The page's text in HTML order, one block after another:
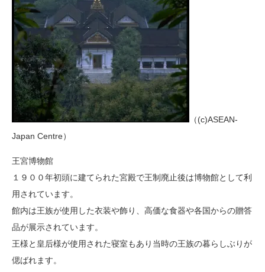
（(c)ASEAN-
Japan Centre）
王宮博物館
１９００年初頭に建てられた宮殿で王制廃止後は博物館として利
用されています。
館内は王族が使用した衣装や飾り、高価な食器や各国からの贈答
品が展示されています。
王様と皇后様が使用された寝室もあり当時の王族の暮らしぶりが
偲ばれます。